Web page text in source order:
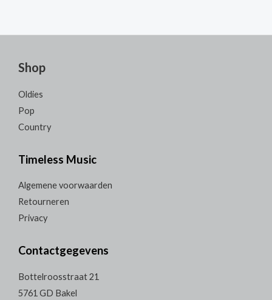
Shop
Oldies
Pop
Country
Timeless Music
Algemene voorwaarden
Retourneren
Privacy
Contactgegevens
Bottelroosstraat 21
5761 GD Bakel